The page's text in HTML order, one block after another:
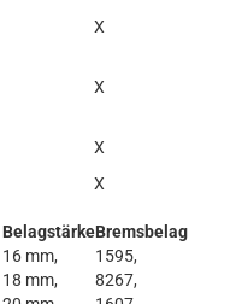
X
X
X
X
BelagstärkeBremsbelag
16 mm,
18 mm,
1595,
8267,